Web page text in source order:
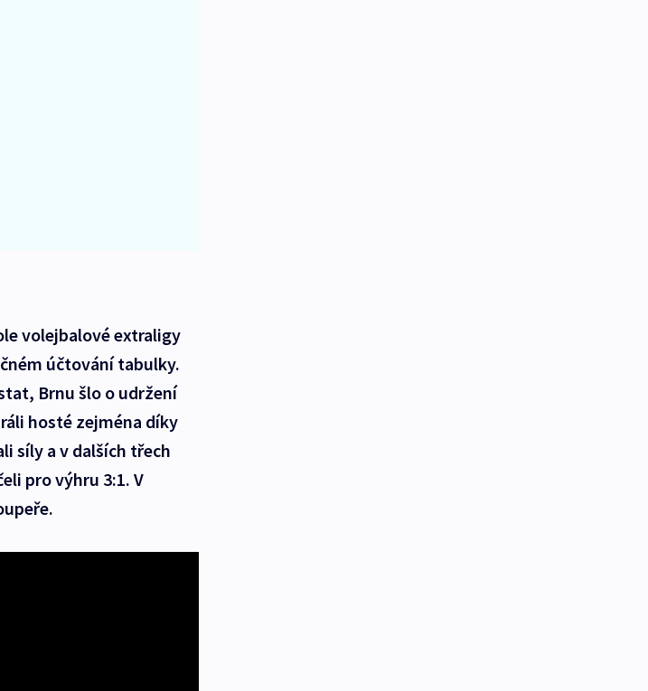
volejbalové extraligy
účtování tabulky.
Brnu šlo o udržení
hosté zejména díky
síly a v dalších třech
pro výhru 3:1. V